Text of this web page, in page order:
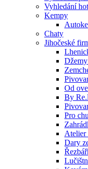
Vyhledání
Kempy
Chaty
Jihočeské
Od
By
Pro
Atelier
Dary